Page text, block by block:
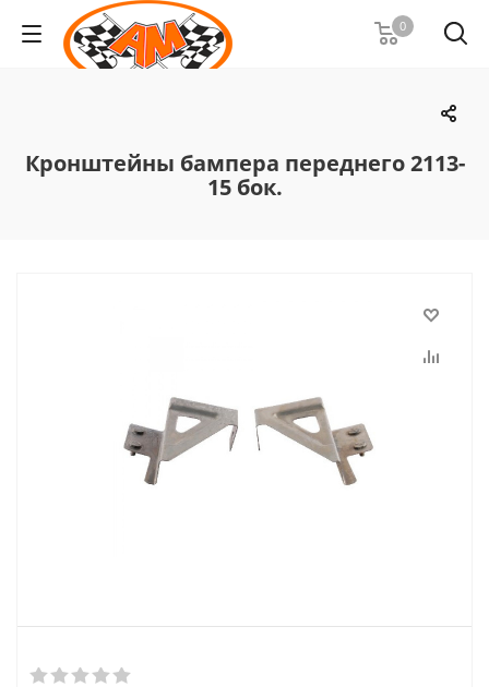
0
Кронштейны бампера переднего 2113-
15 бок.